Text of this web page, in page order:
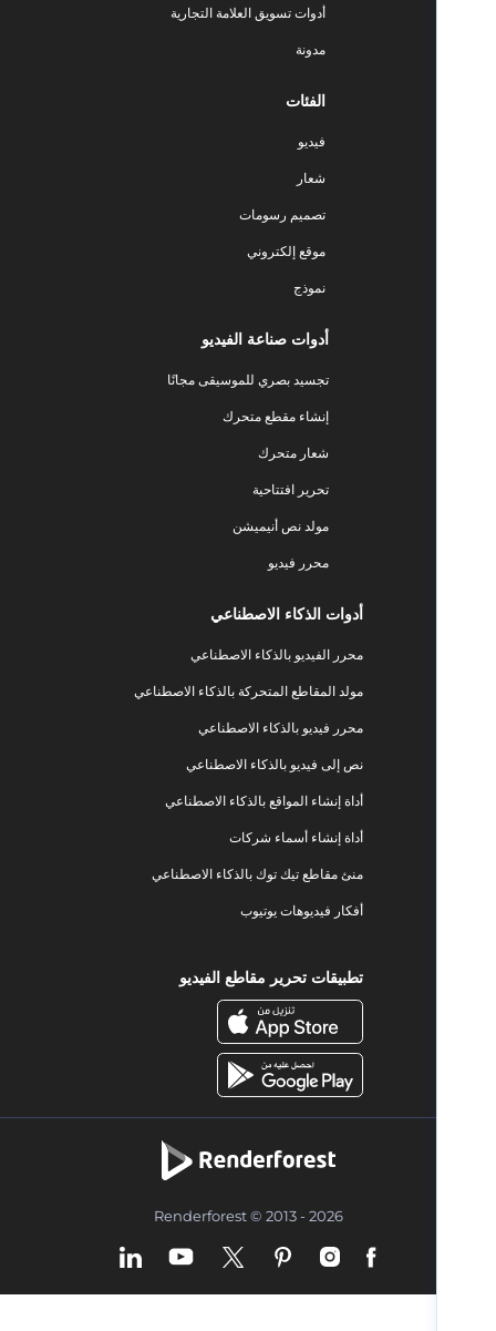
أدوات تسويق العلامة التجارية
تصميم رسومات
موقع إلكتروني
أدوات صناعة الفيديو
تجسيد بصري للموسيقى مجانًا
إنشاء مقطع متحرك
شعار متحرك
تحرير افتتاحية
مولد نص أنيميشن
محرر فيديو
أدوات الذكاء الاصطناعي
محرر الفيديو بالذكاء الاصطناعي
مولد المقاطع المتحركة بالذكاء الاصطناعي
محرر فيديو بالذكاء الاصطناعي
نص إلى فيديو بالذكاء الاصطناعي
أداة إنشاء المواقع بالذكاء الاصطناعي
أداة إنشاء أسماء شركات
منئ مقاطع تيك توك بالذكاء الاصطناعي
أفكار فيديوهات يوتيوب
تطبيقات تحرير مقاطع الفيديو
Renderforest © 2013 - 2026